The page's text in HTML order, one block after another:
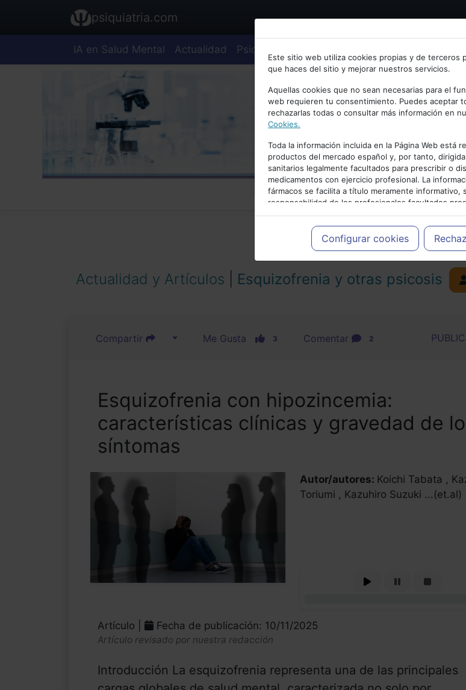
Bienvenid@ a psiquiatria.com
Escribe tu Email
Accede o regístrate con tu email.
psiquiatria.com
IA en Salud Mental Actualidad Psiquiatría
Este sitio web utiliza cookies propias y de terceros
que haces del sitio y mejorar nuestros servicios.
Aquellas cookies que no sean necesarias para el
web requieren tu consentimiento. Puedes aceptar
rechazarlas todas o consultar más información en
Cookies.
Toda la información incluida en la Página Web está
productos del mercado español y, por tanto,
sanitarios legalmente facultados para prescribir o
medicamentos con ejercicio profesional. La
fármacos se facilita a título meramente informativo,
responsabilidad de los profesionales facultados
medicamentos y decidir, en cada caso concreto, el
adecuado a las necesidades del paciente.
Configurar cookies
PUBLICIDAD
Actualidad y Artículos Esquizofrenia y otras psicosis
Compartir Me Gusta 3 Comentar 2
Esquizofrenia con hipozincemia:
características clínicas y gravedad de
síntomas
Autor/autores: Koichi Tabata ,
Toriumi , Kazuhiro Suzuki ...(et.al)
Artículo | Fecha de publicación: 10/11/2025
Artículo revisado por nuestra redacción
Introducción La esquizofrenia representa una de las principales